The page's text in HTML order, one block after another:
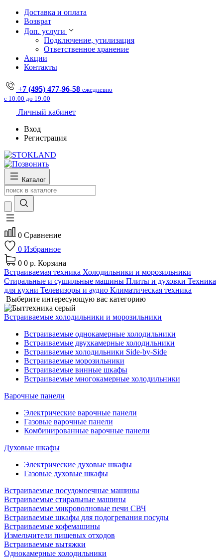
Доставка и оплата
Возврат
Доп. услуги
Подключение, утилизация
Ответственное хранение
Акции
Контакты
+7 (495) 477-96-58 ежедневно
с 10:00 до 19:00
Личный кабинет
Вход
Регистрация
Каталог
0 Сравнение
0 Избранное
0 0 р. Корзина
Встраиваемая техника Холодильники и морозильники
Стиральные и сушильные машины Плиты и духовки Техника
для кухни Телевизоры и аудио Климатическая техника
Выберите интересующую вас категорию
Встраиваемые холодильники и морозильники
Встраиваемые однокамерные холодильники
Встраиваемые двухкамерные холодильники
Встраиваемые холодильники Side-by-Side
Встраиваемые морозильники
Встраиваемые винные шкафы
Встраиваемые многокамерные холодильники
Варочные панели
Электрические варочные панели
Газовые варочные панели
Комбинированные варочные панели
Духовые шкафы
Электрические духовые шкафы
Газовые духовые шкафы
Встраиваемые посудомоечные машины
Встраиваемые стиральные машины
Встраиваемые микроволновые печи СВЧ
Встраиваемые шкафы для подогревания посуды
Встраиваемые кофемашины
Измельчители пищевых отходов
Встраиваемые вытяжки
Однокамерные холодильники